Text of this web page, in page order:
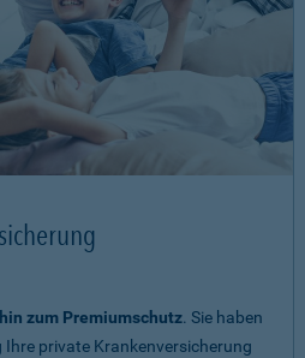
zum Premiumschutz. Sie haben
Ihre private Krankenversicherung